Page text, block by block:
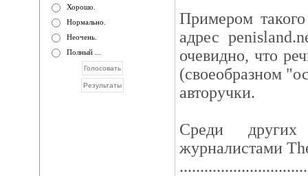
Хорошо.
Нормально.
Неочень.
Полный ...
Примером
адрес
очевидно, что
(своеобразном
авторучки.
Среди других
журналистами